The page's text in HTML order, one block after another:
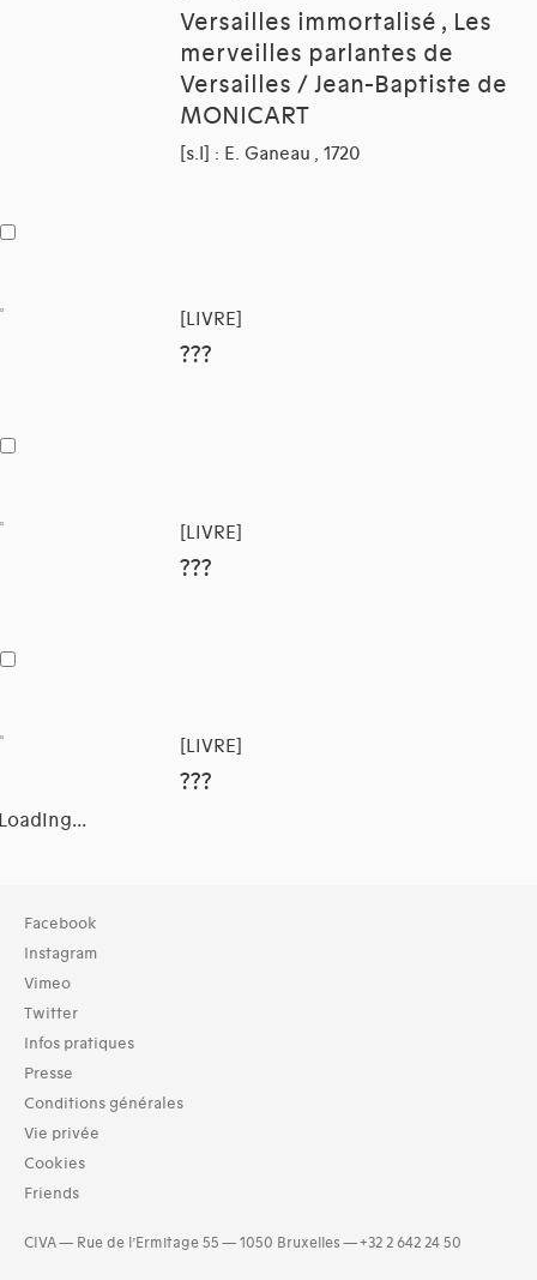
Versailles immortalisé , Les
merveilles parlantes de
Versailles / Jean-Baptiste de
MONICART
[s.l] : E. Ganeau , 1720
[LIVRE]
???
[LIVRE]
???
[LIVRE]
???
Collection
TOUT (3)
Bibliothèque (3)
Typologies documents
Livres (6)
Facebook
Instagram
Vimeo
Twitter
Infos pratiques
Presse
Conditions générales
Vie privée
Cookies
Friends
CIVA — Rue de l’Ermitage 55 — 1050 Bruxelles — +32 2 642 24 50